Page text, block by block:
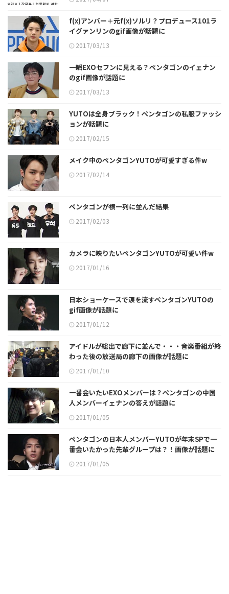
f(x)アンバー＋元f(x)ソルリ？プロデュース101ラ
イグァンリンのgif画像が話題に
2017/03/13
一瞬EXOセフンに見える？ペンタゴンのイェナン
のgif画像が話題に
2017/03/13
YUTOは全身ブラック！ペンタゴンの私服ファッシ
ョンが話題に
2017/02/15
メイク中のペンタゴンYUTOが可愛すぎる件w
2017/02/14
ペンタゴンが横一列に並んだ結果
2017/02/03
カメラに映りたいペンタゴンYUTOが可愛い件w
2017/01/16
日本ショーケースで涙を流すペンタゴンYUTOの
gif画像が話題に
2017/01/12
アイドルが総出で廊下に並んで・・・音楽番組が終
わった後の放送局の廊下の画像が話題に
2017/01/10
一番会いたいEXOメンバーは？ペンタゴンの中国
人メンバーイェナンの答えが話題に
2017/01/05
ペンタゴンの日本人メンバーYUTOが年末SPで一
番会いたかった先輩グループは？！画像が話題に
2017/01/05